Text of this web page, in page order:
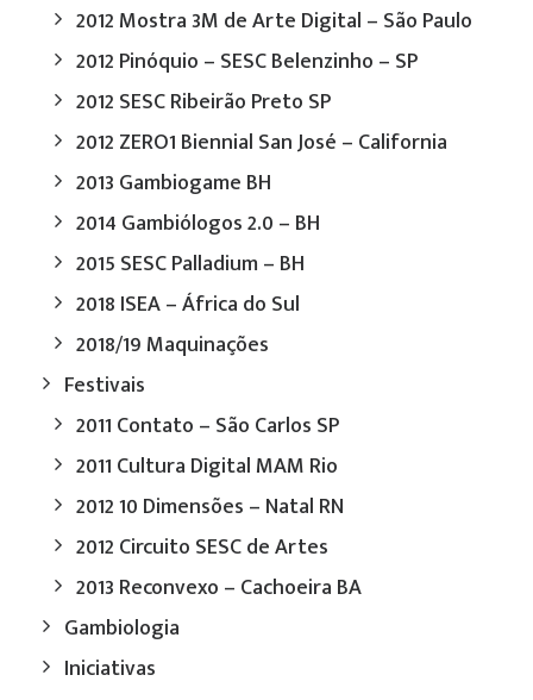
2012 Mostra 3M de Arte Digital – São Paulo
2012 Pinóquio – SESC Belenzinho – SP
2012 SESC Ribeirão Preto SP
2012 ZERO1 Biennial San José – California
2013 Gambiogame BH
2014 Gambiólogos 2.0 – BH
2015 SESC Palladium – BH
2018 ISEA – África do Sul
2018/19 Maquinações
Festivais
2011 Contato – São Carlos SP
2011 Cultura Digital MAM Rio
2012 10 Dimensões – Natal RN
2012 Circuito SESC de Artes
2013 Reconvexo – Cachoeira BA
Gambiologia
Iniciativas